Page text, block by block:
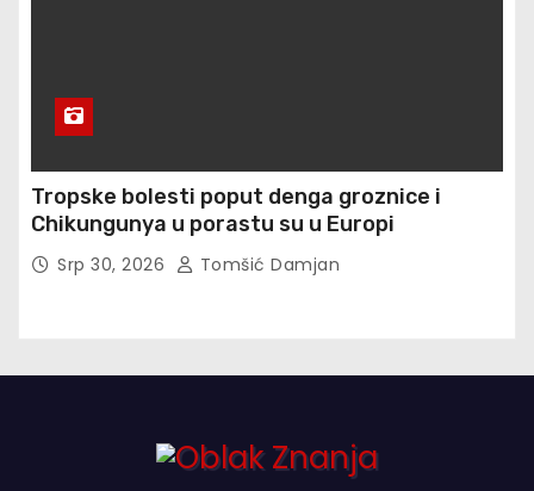
Tropske bolesti poput denga groznice i
Chikungunya u porastu su u Europi
Srp 30, 2026 Tomšić Damjan